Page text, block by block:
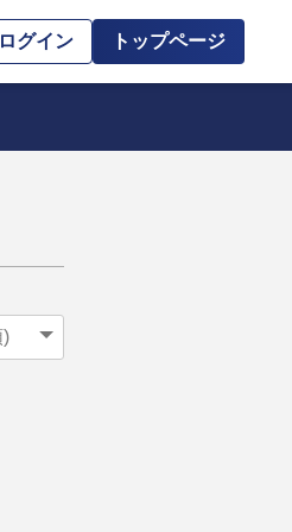
ログイン トップページ